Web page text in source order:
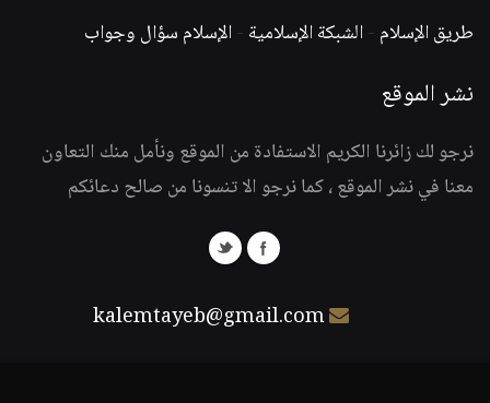
طريق الإسلام -الشبكة الإسلامية -الإسلام سؤال وجواب
نشر الموقع
نرجو لك زائرنا الكريم الاستفادة من الموقع ونأمل منك التعاون
معنا في نشر الموقع ، كما نرجو الا تنسونا من صالح دعائكم
kalemtayeb@gmail.com